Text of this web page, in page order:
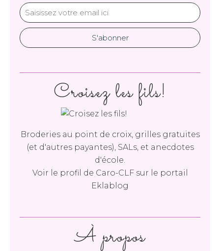
Croisez les fils!
Broderies au point de croix, grilles gratuites
(et d'autres payantes), SALs, et anecdotes
d'école.
Voir le profil de Caro-CLFsur le portail
Eklablog
À propos